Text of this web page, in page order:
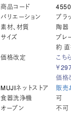
商品コード
バリエーション
ブラ
素材、材質
陶器
サイズ
プレ
約
価格改定
こち
￥
価格
MUJIネットストア
販売
食器洗浄機
可
オーブン
不可